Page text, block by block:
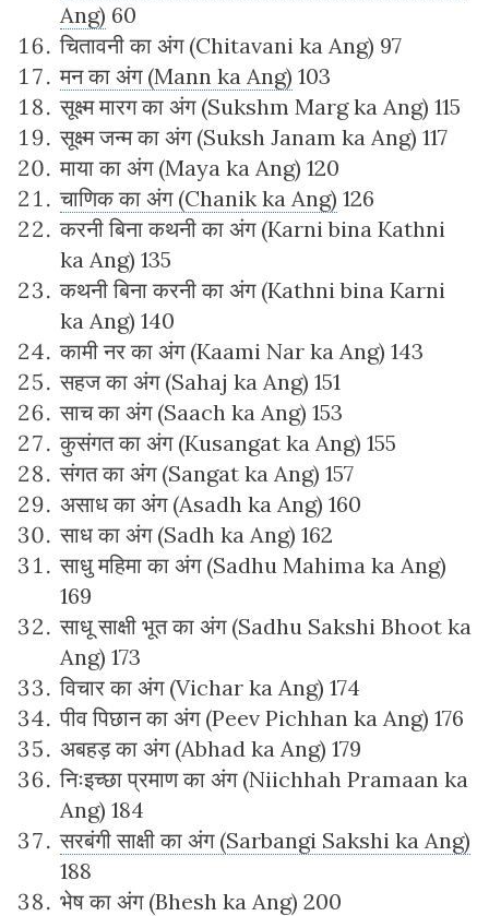
Ang) 60
चितावनी का अंग (Chitavani ka Ang) 97
मन का अंग (Mann ka Ang) 103
सूक्ष्म मारग का अंग (Sukshm Marg ka Ang) 115
सूक्ष्म जन्म का अंग (Suksh Janam ka Ang) 117
माया का अंग (Maya ka Ang) 120
चाणिक का अंग (Chanik ka Ang) 126
करनी बिना कथनी का अंग (Karni bina Kathni
ka Ang) 135
कथनी बिना करनी का अंग (Kathni bina Karni
ka Ang) 140
कामी नर का अंग (Kaami Nar ka Ang) 143
सहज का अंग (Sahaj ka Ang) 151
साच का अंग (Saach ka Ang) 153
कुसंगत का अंग (Kusangat ka Ang) 155
संगत का अंग (Sangat ka Ang) 157
असाध का अंग (Asadh ka Ang) 160
साध का अंग (Sadh ka Ang) 162
साधु महिमा का अंग (Sadhu Mahima ka Ang)
169
साधू साक्षी भूत का अंग (Sadhu Sakshi Bhoot ka
Ang) 173
विचार का अंग (Vichar ka Ang) 174
पीव पिछान का अंग (Peev Pichhan ka Ang) 176
अबहड़ का अंग (Abhad ka Ang) 179
निःइच्छा प्रमाण का अंग (Niichhah Pramaan ka
Ang) 184
सरबंगी साक्षी का अंग (Sarbangi Sakshi ka Ang)
188
भेष का अंग (Bhesh ka Ang) 200